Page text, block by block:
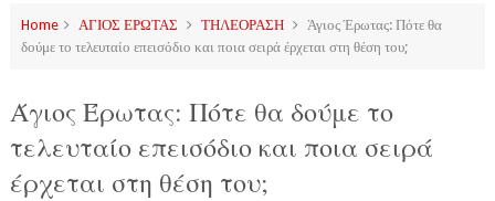
Home ΑΓΙΟΣ ΕΡΩΤΑΣ ΤΗΛΕΟΡΑΣΗ
Άγιος Έρωτας: Πότε θα
δούμε το τελευταίο επεισόδιο και ποια σειρά έρχεται στη θέση του;
Άγιος Έρωτας: Πότε θα δούμε το
τελευταίο επεισόδιο και ποια σειρά
έρχεται στη θέση του;